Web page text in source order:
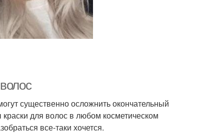
существенно осложнить окончательный
для волос в любом косметическом
все-таки хочется.